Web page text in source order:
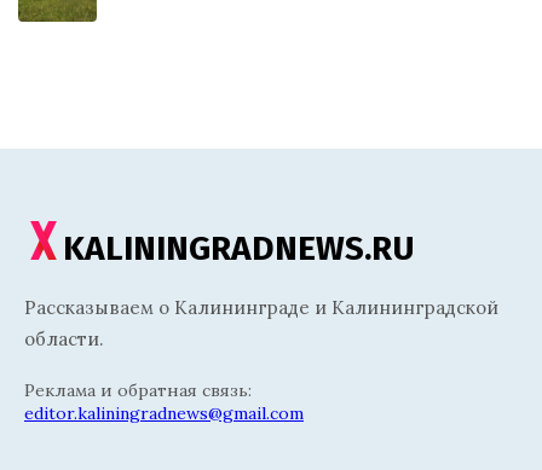
KALININGRADNEWS.RU
Рассказываем о Калининграде и Калининградской
области.
Реклама и обратная связь:
editor.kaliningradnews@gmail.com